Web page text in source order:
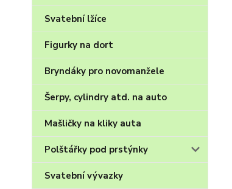
Svatební lžíce
Figurky na dort
Bryndáky pro novomanžele
Šerpy, cylindry atd. na auto
Mašličky na kliky auta
Polštářky pod prstýnky
Svatební vývazky